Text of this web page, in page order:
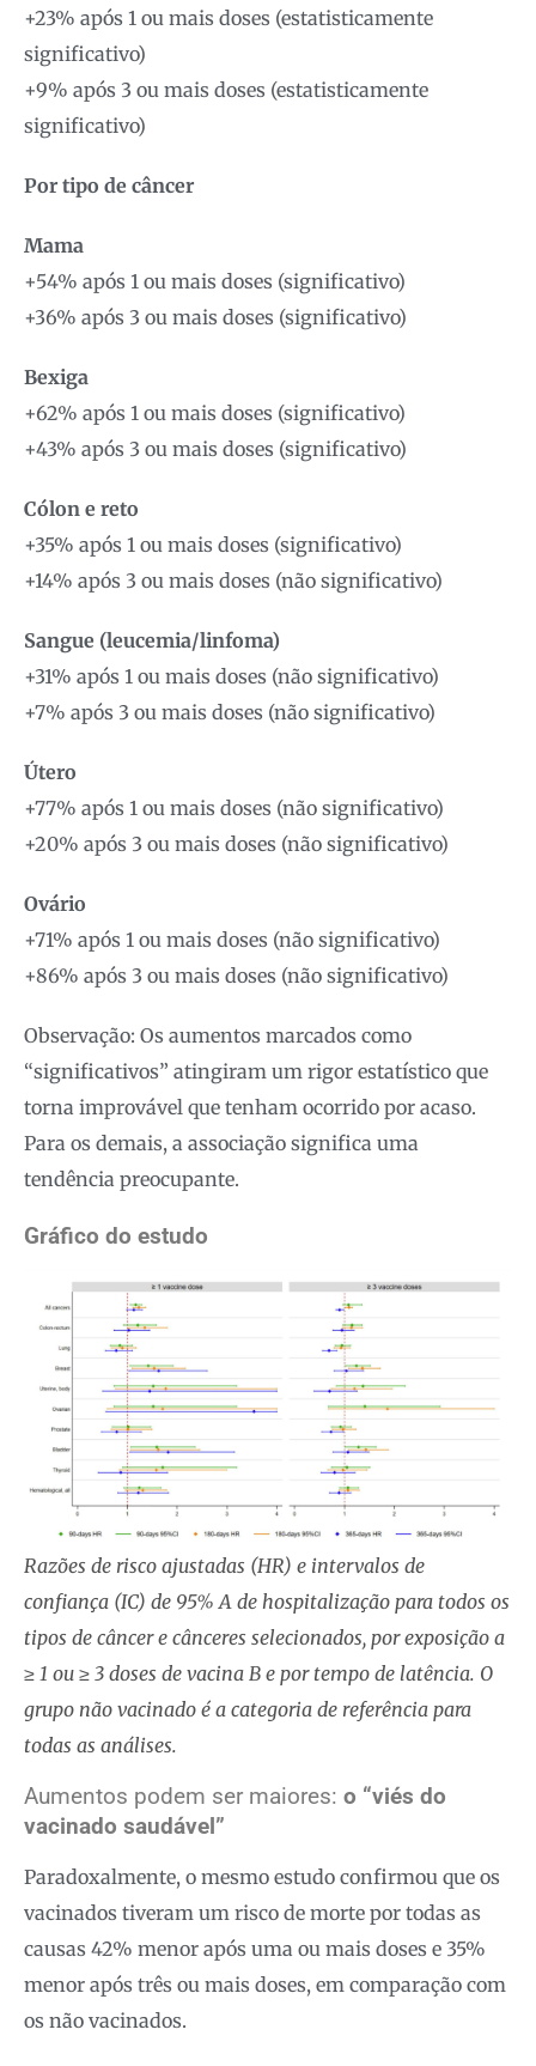
+23% após 1 ou mais doses (estatisticamente
significativo)
+9% após 3 ou mais doses (estatisticamente
significativo)
Por tipo de câncer
Mama
+54% após 1 ou mais doses (significativo)
+36% após 3 ou mais doses (significativo)
Bexiga
+62% após 1 ou mais doses (significativo)
+43% após 3 ou mais doses (significativo)
Cólon e reto
+35% após 1 ou mais doses (significativo)
+14% após 3 ou mais doses (não significativo)
Sangue (leucemia/linfoma)
+31% após 1 ou mais doses (não significativo)
+7% após 3 ou mais doses (não significativo)
Útero
+77% após 1 ou mais doses (não significativo)
+20% após 3 ou mais doses (não significativo)
Ovário
+71% após 1 ou mais doses (não significativo)
+86% após 3 ou mais doses (não significativo)
Observação: Os aumentos marcados como
“significativos” atingiram um rigor estatístico que
torna improvável que tenham ocorrido por acaso.
Para os demais, a associação significa uma
tendência preocupante.
Gráfico do estudo
Razões de risco ajustadas (HR) e intervalos de
confiança (IC) de 95% A de hospitalização para todos os
tipos de câncer e cânceres selecionados, por exposição a
≥ 1 ou ≥ 3 doses de vacina B e por tempo de latência. O
grupo não vacinado é a categoria de referência para
todas as análises.
Aumentos podem ser maiores: o “viés do
vacinado saudável”
Paradoxalmente, o mesmo estudo confirmou que os
vacinados tiveram um risco de morte por todas as
causas 42% menor após uma ou mais doses e 35%
menor após três ou mais doses, em comparação com
os não vacinados.